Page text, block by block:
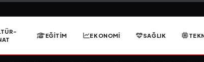
EĞITIM EKONOMI SAĞLIK